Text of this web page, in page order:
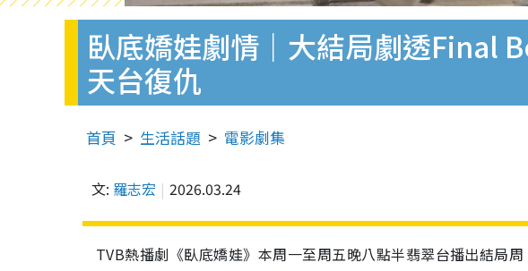
臥底嬌娃劇情｜大結局劇透Final
天台復仇
首頁 生活話題 電影劇集
文: 羅志宏 2026.03.24
TVB熱播劇《臥底嬌娃》本周一至周五晚八點半翡翠台播出結局